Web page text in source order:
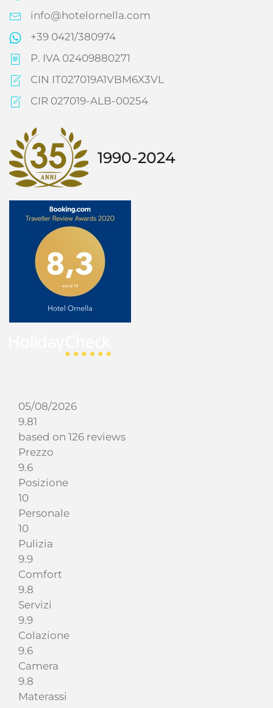
info@hotelornella.com
+39 0421/380974
P. IVA 02409880271
CIN IT027019A1VBM6X3VL
CIR 027019-ALB-00254
1990-2024
05/08/2026
9.81
based on 126 reviews
Prezzo
9.6
Posizione
10
Personale
10
Pulizia
9.9
Comfort
9.8
Servizi
9.9
Colazione
9.6
Camera
9.8
Materassi